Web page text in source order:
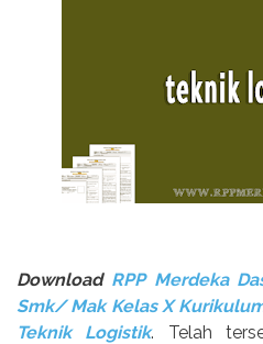
Download RPP Merdeka
Smk/ Mak Kelas X
Teknik Logistik. Telah